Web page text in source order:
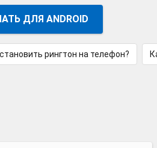
ДЛЯ ANDROID
рингтон на телефон?